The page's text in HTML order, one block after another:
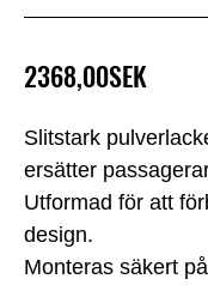
Slitstark
ersätter
Utformad för att
design.
Monteras säkert
2368,00SEK